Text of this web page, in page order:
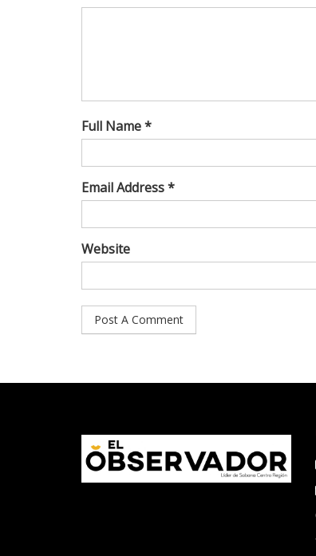
Full Name *
Email Address *
Website